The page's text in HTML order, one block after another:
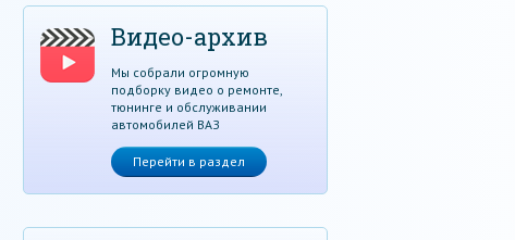
Видео-архив
Мы собрали огромную
подборку видео о ремонте,
тюнинге и обслуживании
автомобилей ВАЗ
Перейти в раздел